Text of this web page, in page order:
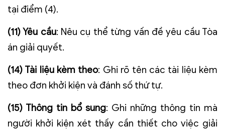
tại điểm (4).
(11) Yêu cầu: Nêu cụ thể từng vấn đề yêu cầu Tòa
án giải quyết.
(14) Tài liệu kèm theo: Ghi rõ tên các tài liệu kèm
theo đơn khởi kiện và đánh số thứ tự.
(15) Thông tin bổ sung: Ghi những thông tin mà
người khởi kiện xét thấy cần thiết cho việc giải